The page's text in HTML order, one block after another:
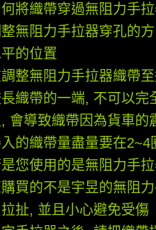
將織帶穿過無阻力手
無阻力手拉器穿孔的
的位置
整無阻力手拉器織帶
織帶的一端, 不可以完
會導致織帶因為貨車的
的織帶量盡量要在2~4
您使用的是無阻力手
買的不是宇昱的無阻
扯, 並且小心避免受傷